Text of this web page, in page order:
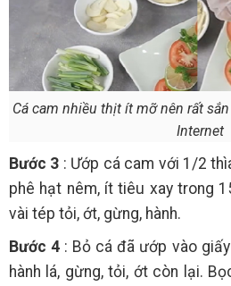
Cá cam nhiều thịt ít mỡ nên rất
Internet
Bước 3 : Ướp cá cam với 1/2
phê hạt nêm, ít tiêu xay trong
vài tép tỏi, ớt, gừng, hành.
Bước 4 : Bỏ cá đã ướp vào
hành lá, gừng, tỏi, ớt còn lại.